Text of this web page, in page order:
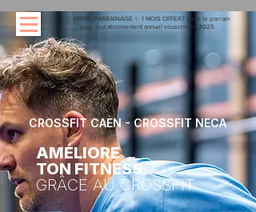
✨ OFFRE PARRAINAGE ✨ 1 MOIS OFFERT pour le parrain
pour tout abonnement annuel souscris en 2025.
CROSSFIT CAEN - CROSSFIT NECA
AMÉLIORE
TON FITNESS
GRÂCE AU CROSSFIT